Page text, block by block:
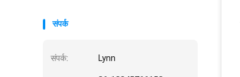
संपर्क
संपर्क: Lynn